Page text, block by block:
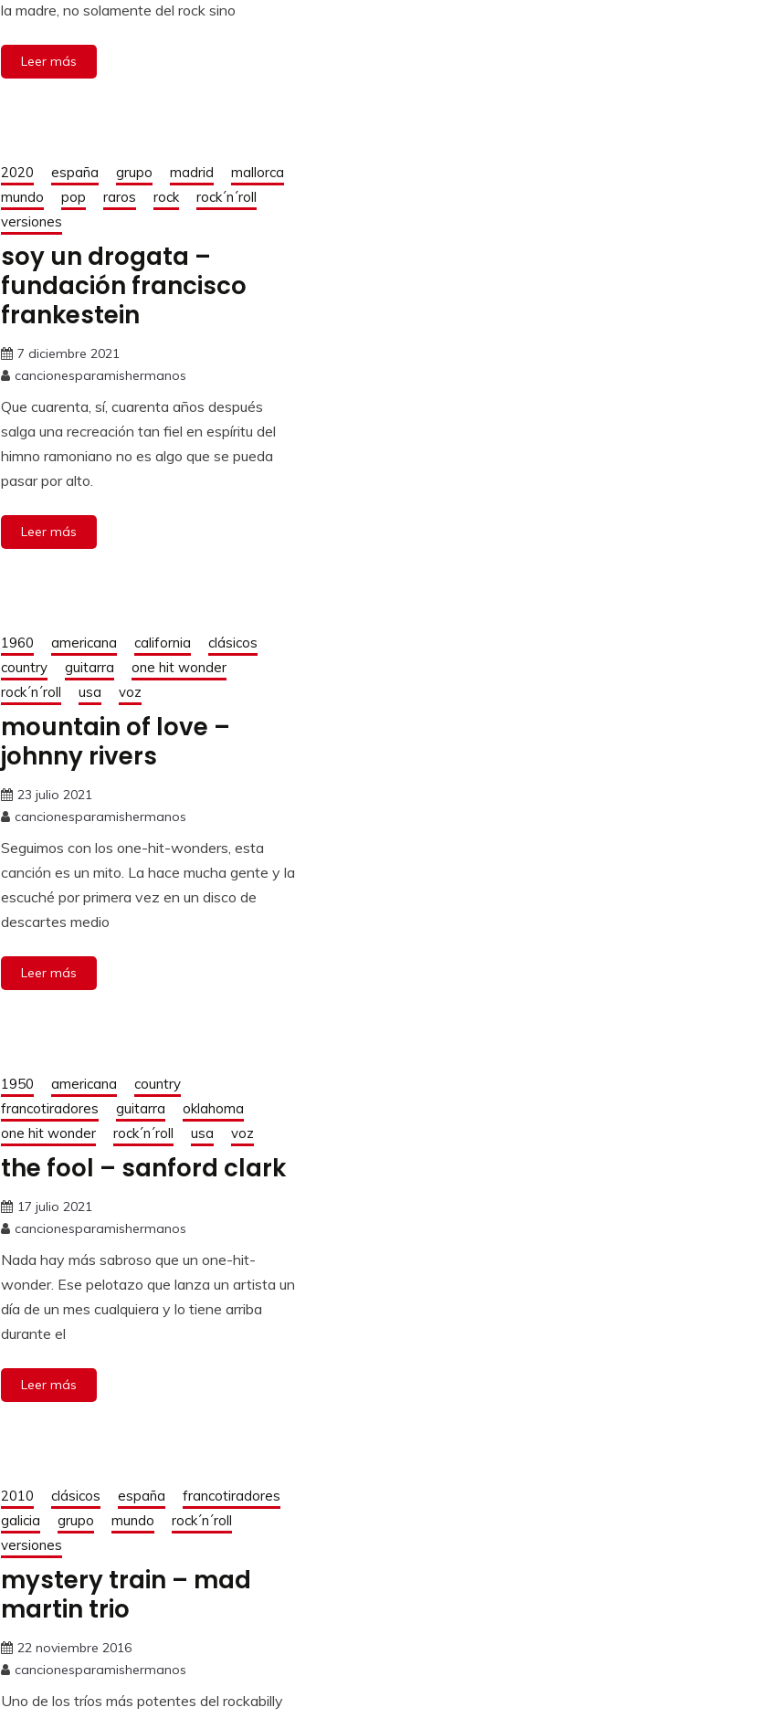
la madre, no solamente del rock sino
Leer más
2020 españa grupo madrid
mallorca
mundo
pop raros rock
rock´n´roll
versiones
soy un drogata –
fundación francisco
frankestein
7 diciembre 2021
cancionesparamishermanos
Que cuarenta, sí, cuarenta años después
salga una recreación tan fiel en espíritu del
himno ramoniano no es algo que se pueda
pasar por alto.
Leer más
1960 americana california
clásicos
country
guitarra
one hit wonder
rock´n´roll
usa voz
mountain of love –
johnny rivers
23 julio 2021
cancionesparamishermanos
Seguimos con los one-hit-wonders, esta
canción es un mito. La hace mucha gente y la
escuché por primera vez en un disco de
descartes medio
Leer más
1950 americana
country
francotiradores
guitarra
oklahoma
one hit wonder
rock´n´roll usa voz
the fool – sanford clark
17 julio 2021
cancionesparamishermanos
Nada hay más sabroso que un one-hit-
wonder. Ese pelotazo que lanza un artista un
día de un mes cualquiera y lo tiene arriba
durante el
Leer más
2010 clásicos españa
francotiradores
galicia
grupo mundo
rock´n´roll
versiones
mystery train – mad
martin trio
22 noviembre 2016
cancionesparamishermanos
Uno de los tríos más potentes del rockabilly